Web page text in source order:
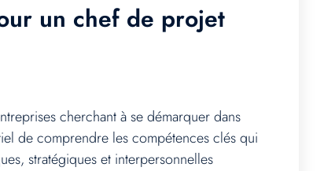
un chef de projet
cherchant à se démarquer dans
de comprendre les compétences clés qui
stratégiques et interpersonnelles